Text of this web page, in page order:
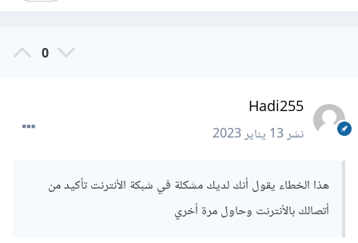
0
Hadi255
نشر13 يناير 2023
هذا الخطاء يقول أنك لديك مشكلة في شبكة الأنترنت تأكيد من
أتصالك بالأنترنت وحاول مرة أخري